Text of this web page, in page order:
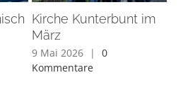
Kirche Kunterbunt im
März
9 Mai 2026 |
0
Kommentare